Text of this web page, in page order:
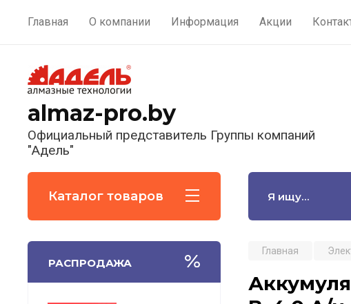
Главная О компании Информация Акции
almaz-pro.by
Официальный представитель Группы компаний
"Адель"
Каталог товаров
РАСПРОДАЖА
Главная